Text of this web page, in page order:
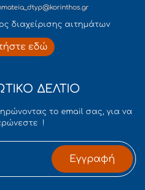
διαχείρισης αιτημάτων
εδώ
ΔΕΛΤΙΟ
το email σας, για να
!
Εγγραφή